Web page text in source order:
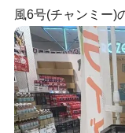
風6号(チャンミー)